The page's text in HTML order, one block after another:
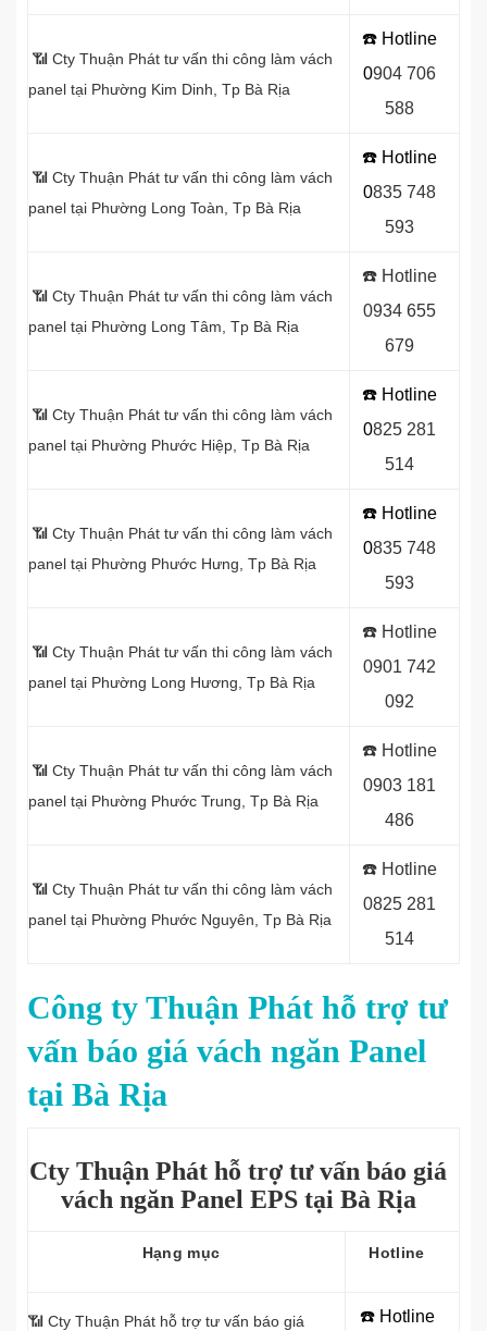
📶 Cty Thuận Phát tư vấn thi công làm vách
panel tại Phường Kim Dinh, Tp Bà Rịa
☎️ Hotline
0904 706
588
📶 Cty Thuận Phát tư vấn thi công làm vách
panel tại Phường Long Toàn, Tp Bà Rịa
☎️ Hotline
0835 748
593
📶 Cty Thuận Phát tư vấn thi công làm vách
panel tại Phường Long Tâm, Tp Bà Rịa
☎️ Hotline
0934 655
679
📶 Cty Thuận Phát tư vấn thi công làm vách
panel tại Phường Phước Hiệp, Tp Bà Rịa
☎️ Hotline
0825 281
514
📶 Cty Thuận Phát tư vấn thi công làm vách
panel tại Phường Phước Hưng, Tp Bà Rịa
☎️ Hotline
0835 748
593
📶 Cty Thuận Phát tư vấn thi công làm vách
panel tại Phường Long Hương, Tp Bà Rịa
☎️Hotline
0901 742
092
📶 Cty Thuận Phát tư vấn thi công làm vách
panel tại Phường Phước Trung, Tp Bà Rịa
☎️Hotline
0903 181
486
📶 Cty Thuận Phát tư vấn thi công làm vách
panel tại Phường Phước Nguyên, Tp Bà Rịa
☎️Hotline
0825 281
514
Công ty Thuận Phát hỗ trợ tư
vấn báo giá vách ngăn Panel
tại Bà Rịa
Cty Thuận Phát hỗ trợ tư vấn báo giá
vách ngăn Panel EPS tại Bà Rịa
Hạng mục Hotline
📶 Cty Thuận Phát hỗ trợ tư vấn báo giá
☎️ Hotline